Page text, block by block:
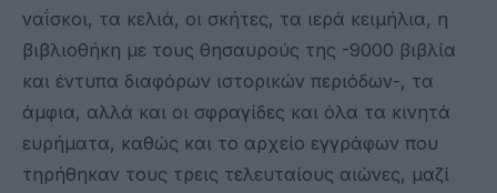
ναΐσκοι, τα κελιά, οι σκήτες, τα ιερά κειμήλια, η
βιβλιοθήκη με τους θησαυρούς της -9000 βιβλία
και έντυπα διαφόρων ιστορικών περιόδων-, τα
άμφια, αλλά και οι σφραγίδες και όλα τα κινητά
ευρήματα, καθώς και το αρχείο εγγράφων που
τηρήθηκαν τους τρεις τελευταίους αιώνες, μαζί